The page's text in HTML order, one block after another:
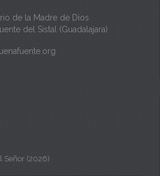
de la Madre de Dios
del Sistal (Guadalajara)
Señor (2026)